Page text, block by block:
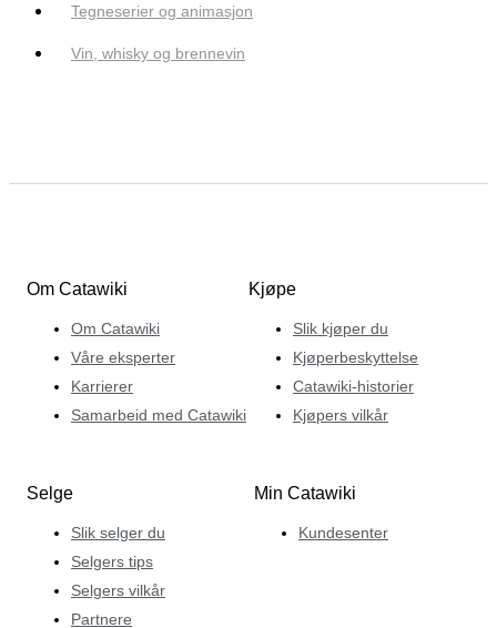
Tegneserier og animasjon
Vin, whisky og brennevin
Om Catawiki
Om Catawiki
Våre eksperter
Karrierer
Samarbeid med Catawiki
Kjøpe
Slik kjøper du
Kjøperbeskyttelse
Catawiki-historier
Kjøpers vilkår
Selge
Slik selger du
Selgers tips
Selgers vilkår
Partnere
Min Catawiki
Kundesenter